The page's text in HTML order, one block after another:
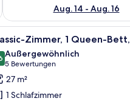
Aug. 14 - Aug. 16
Schreibtisch
4 Zimmer, 1 Queen-
von 10
Außergewöhnlich
5 Bewertungen
(5
Bewertungen)
27 m²
1 Schlafzimmer